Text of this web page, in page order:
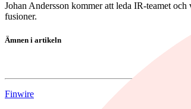
Johan Andersson kommer att leda IR-teamet
fusioner.
Ämnen i artikeln
Finwire